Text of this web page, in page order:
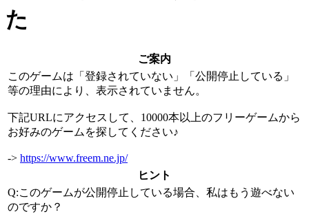
た
ご案内
このゲームは「登録されていない」「公開停止している」
等の理由により、表示されていません。
下記URLにアクセスして、10000本以上のフリーゲームから
お好みのゲームを探してください♪
-> https://www.freem.ne.jp/
ヒント
Q:このゲームが公開停止している場合、私はもう遊べない
のですか？